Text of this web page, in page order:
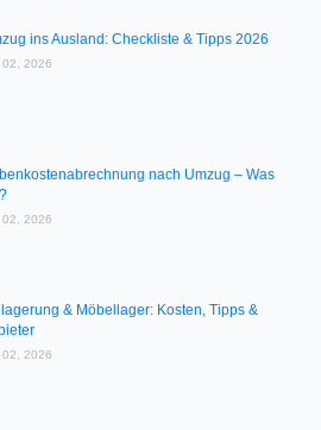
ins Ausland: Checkliste & Tipps 2026
02, 2026
nach Umzug – Was
02, 2026
& Möbellager: Kosten, Tipps &
02, 2026